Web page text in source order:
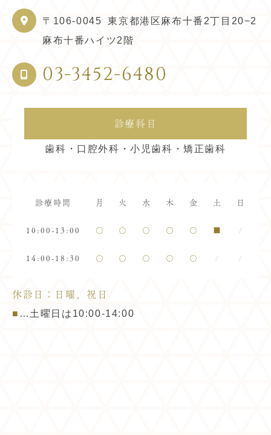
〒106-0045
東京都港区麻布十番2丁目20−2
麻布十番ハイツ2階
03-3452-6480
診療科目
歯科・口腔外科・小児歯科・矯正歯科
診療時間 月 火 水 木 金 土 日
10:00-13:00 〇 〇 〇 〇 〇 ■ /
14:00-18:30 〇 〇 〇 〇 〇 / /
休診日：日曜、祝日
■ …土曜日は10:00-14:00